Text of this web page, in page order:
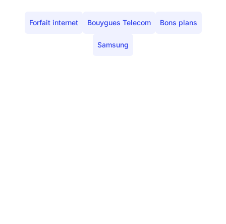
Forfait internet Bouygues Telecom Bons plans
Samsung